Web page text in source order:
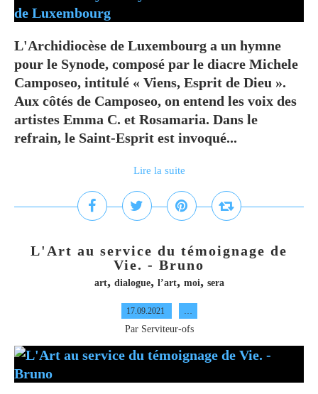
L'Archidiocèse de Luxembourg a un hymne
pour le Synode, composé par le diacre Michele
Camposeo, intitulé « Viens, Esprit de Dieu ».
Aux côtés de Camposeo, on entend les voix des
artistes Emma C. et Rosamaria. Dans le
refrain, le Saint-Esprit est invoqué...
Lire la suite
L'Art au service du témoignage de
Vie. - Bruno
art, dialogue, l’art, moi, sera
17.09.2021 …
Par Serviteur-ofs